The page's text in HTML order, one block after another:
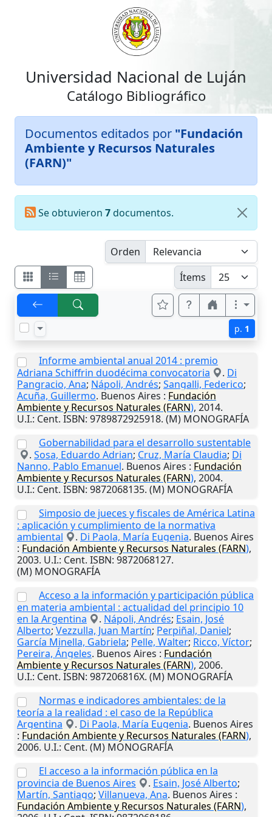
Universidad Nacional de Luján
Catálogo Bibliográfico
Documentos editados por "Fundación
Ambiente y Recursos Naturales
(FARN)"
Se obtuvieron 7documentos.
Orden
Ítems
p. 1
Informe ambiental anual 2014 : premio
Adriana Schiffrin duodécima convocatoria
. Di
Pangracio, Ana; Nápoli, Andrés; Sangalli, Federico;
Acuña, Guillermo. Buenos Aires : Fundación
Ambiente y Recursos Naturales (FARN), 2014.
U.I.: Cent. ISBN: 9789872925918. (M) MONOGRAFÍA
Gobernabilidad para el desarrollo sustentable
. Sosa, Eduardo Adrian; Cruz, María Claudia; Di
Nanno, Pablo Emanuel. Buenos Aires : Fundación
Ambiente y Recursos Naturales (FARN), 2004.
U.I.: Cent. ISBN: 9872068135. (M) MONOGRAFÍA
Simposio de jueces y fiscales de América Latina
: aplicación y cumplimiento de la normativa
ambiental
. Di Paola, María Eugenia. Buenos Aires
: Fundación Ambiente y Recursos Naturales (FARN),
2003. U.I.: Cent. ISBN: 9872068127.
(M) MONOGRAFÍA
Acceso a la información y participación pública
en materia ambiental : actualidad del principio 10
en la Argentina
. Nápoli, Andrés; Esain, José
Alberto; Vezzulla, Juan Martín; Perpiñal, Daniel;
García Minella, Gabriela; Pelle, Walter; Ricco, Víctor;
Pereira, Ángeles. Buenos Aires : Fundación
Ambiente y Recursos Naturales (FARN), 2006.
U.I.: Cent. ISBN: 987206816X. (M) MONOGRAFÍA
Normas e indicadores ambientales: de la
teoría a la realidad : el caso de la República
Argentina
. Di Paola, María Eugenia. Buenos Aires
: Fundación Ambiente y Recursos Naturales (FARN),
2006. U.I.: Cent. (M) MONOGRAFÍA
El acceso a la información pública en la
provincia de Buenos Aires
. Esain, José Alberto;
Martín, Santiago; Villanueva, Ana. Buenos Aires :
Fundación Ambiente y Recursos Naturales (FARN),